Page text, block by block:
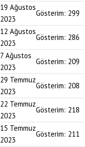
19 Ağustos
2023
Gösterim: 299
12 Ağustos
2023
Gösterim: 286
7 Ağustos
2023
Gösterim: 209
29 Temmuz
2023
Gösterim: 208
22 Temmuz
2023
Gösterim: 218
15 Temmuz
2023
Gösterim: 211